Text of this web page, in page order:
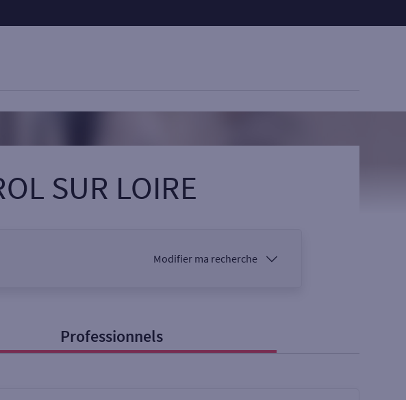
SUR LOIRE
Modifier ma recherche
Professionnels